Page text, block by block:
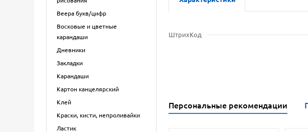
Веера букв/цифр
Восковые и цветные
карандаши
Дневники
Закладки
Карандаши
Картон канцелярский
Клей
Краски, кисти, непроливайки
Ластик
ШтрихКод
Персональные рекомендации